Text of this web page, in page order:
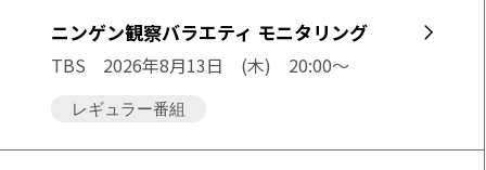
ニンゲン観察バラエティ モニタリング
TBS 2026年8月13日 (木) 20:00〜
レギュラー番組